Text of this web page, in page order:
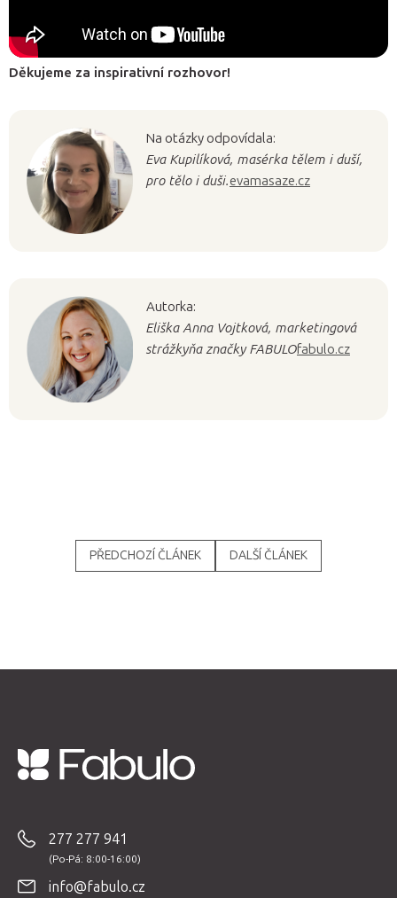
Děkujeme za inspirativní rozhovor!
Na otázky odpovídala:
Eva Kupilíková, masérka tělem i duší,
pro tělo i duši.evamasaze.cz
Autorka:
Eliška Anna Vojtková, marketingová
strážkyňa značky FABULOfabulo.cz
PŘEDCHOZÍ ČLÁNEK DALŠÍ ČLÁNEK
277 277 941
info@fabulo.cz